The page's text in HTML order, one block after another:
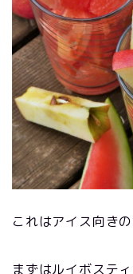
これはアイス向きの
まずはルイボステ